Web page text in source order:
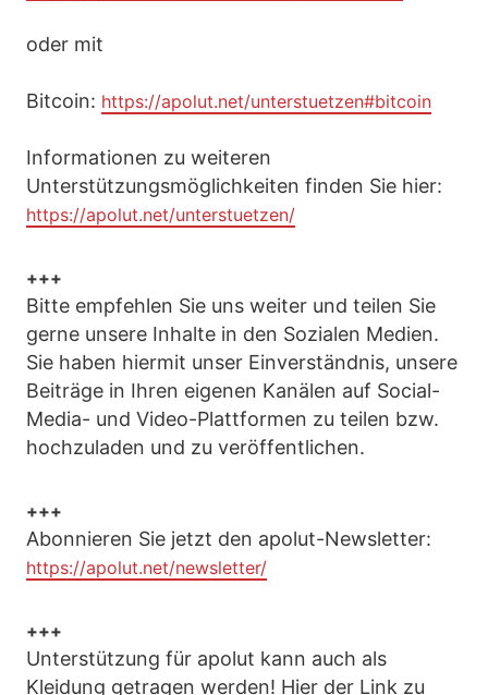
oder mit
Bitcoin: https://apolut.net/unterstuetzen#bitcoin
Informationen zu weiteren
Unterstützungsmöglichkeiten finden Sie hier:
https://apolut.net/unterstuetzen/
+++
Bitte empfehlen Sie uns weiter und teilen Sie
gerne unsere Inhalte in den Sozialen Medien.
Sie haben hiermit unser Einverständnis, unsere
Beiträge in Ihren eigenen Kanälen auf Social-
Media- und Video-Plattformen zu teilen bzw.
hochzuladen und zu veröffentlichen.
+++
Abonnieren Sie jetzt den apolut-Newsletter:
https://apolut.net/newsletter/
+++
Unterstützung für apolut kann auch als
Kleidung getragen werden! Hier der Link zu